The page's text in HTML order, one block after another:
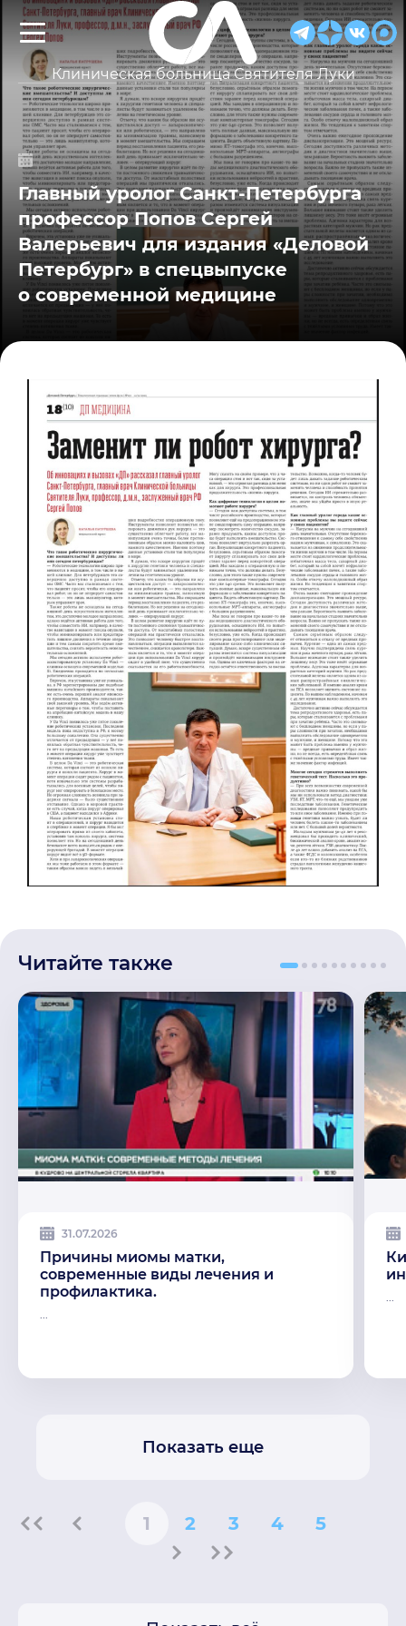
Клиническая больница Святителя Луки
Главный уролог Санкт-Петербурга
профессор Попов Сергей
Валерьевич для издания «Деловой
Петербург» в спецвыпуске
о современной медицине
Читайте также
31.07.2026
Причины миомы матки,
современные виды лечения и
профилактика.
Показать еще
1 2 3 4 5